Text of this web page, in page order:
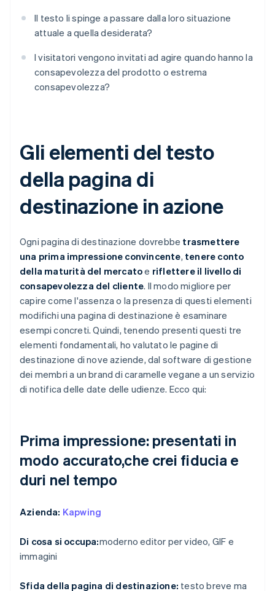
Il testo li spinge a passare dalla loro situazione
attuale a quella desiderata?
I visitatori vengono invitati ad agire quando hanno la
consapevolezza del prodotto o estrema
consapevolezza?
Gli elementi del testo
della pagina di
destinazione in azione
Ogni pagina di destinazione dovrebbe trasmettere
una prima impressione convincente, tenere conto
della maturità del mercatoe riflettere il livello di
consapevolezza del cliente. Il modo migliore per
capire come l'assenza o la presenza di questi elementi
modifichi una pagina di destinazione è esaminare
esempi concreti. Quindi, tenendo presenti questi tre
elementi fondamentali, ho valutato le pagine di
destinazione di nove aziende, dal software di gestione
dei membri a un brand di caramelle vegane a un servizio
di notifica delle date delle udienze. Ecco qui:
Prima impressione: presentati in
modo accurato,che crei fiducia e
duri nel tempo
Azienda: Kapwing
Di cosa si occupa:moderno editor per video, GIF e
immagini
Sfida della pagina di destinazione: testo breve ma